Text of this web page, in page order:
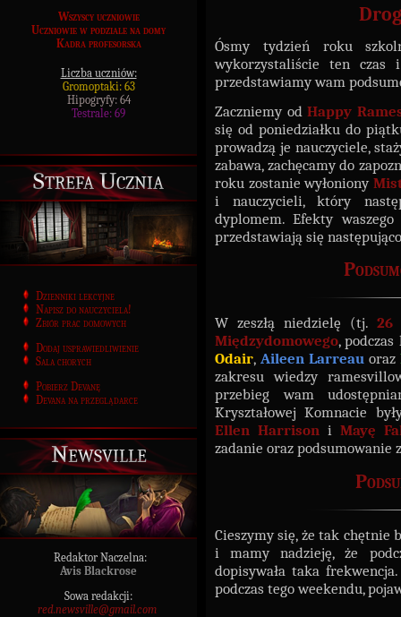
Wszyscy uczniowie
Uczniowie w podziale na domy
Kadra profesorska
Liczba uczniów:
Gromoptaki: 63
Hipogryfy: 64
Testrale: 69
Strefa Ucznia
Dzienniki lekcyjne
Napisz do nauczyciela!
Zbiór prac domowych
Dodaj usprawiedliwienie
Sala chorych
Pobierz Devanę
Devana na przeglądarce
Newsville
Redaktor Naczelna:
Avis Blackrose
Sowa redakcji:
red.newsville@gmail.com
Ósmy tydzień roku
wykorzystaliście ten czas
przedstawiamy wam
Zaczniemy odHappy
się od poniedziałku do
prowadzą je nauczyciele,
zabawa, zachęcamy do
roku zostanie wyłoniony
i nauczycieli, który
dyplomem. Efekty
przedstawiają się
W zeszłą niedzielę (tj. 26
Międzydomowego,
Odair,Aileen Larreau oraz
zakresu wiedzy
przebieg wam
Kryształowej Komnacie
Ellen Harrisoni Mayę
zadanie oraz podsumowanie
Cieszymy się, że tak chętnie
i mamy nadzieję, że
dopisywała taka
podczas tego weekendu,